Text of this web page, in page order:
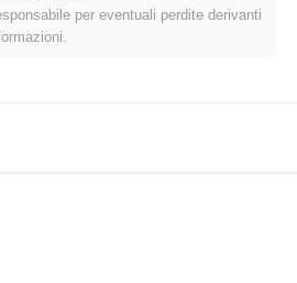
Pay ha guadagnato0.00%,
crypto complessivo che ha registrato
per eventuali perdite derivanti